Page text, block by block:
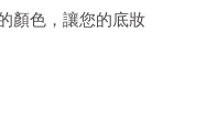
顏色，讓您的底妝